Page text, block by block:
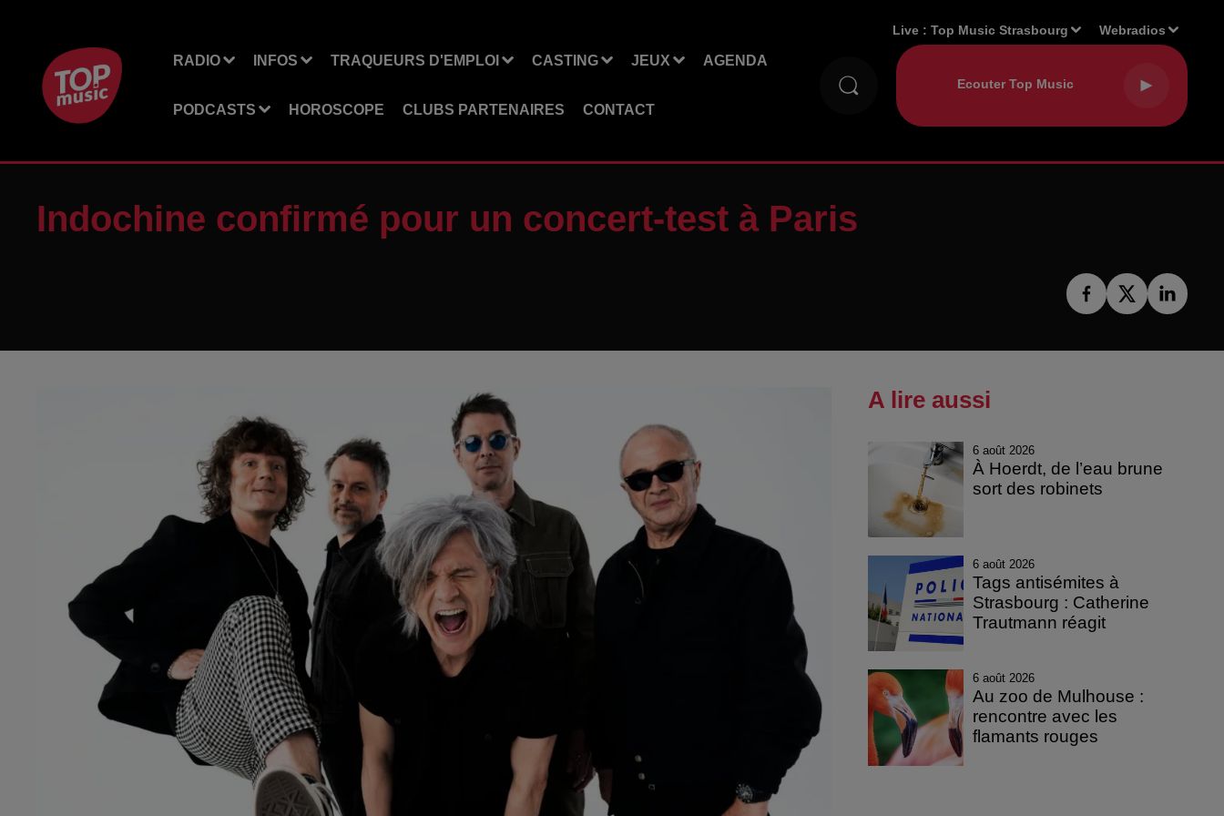
RADIO INFOS TRAQUEURS D'EMPLOI CASTING JEUX AGENDA
PODCASTS HOROSCOPE CLUBS PARTENAIRES CONTACT
Live :Top Music Strasbourg Webradios
Indochine confirmé pour un concert-test à Paris
A lire aussi
6 août 2026
À Hoerdt, de l’eau brune
sort des robinets
6 août 2026
Tags antisémites à
Strasbourg : Catherine
Trautmann réagit
6 août 2026
Au zoo de Mulhouse :
rencontre avec les
flamants rouges